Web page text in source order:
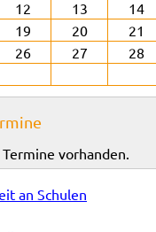
12 13 14
19 20 21
26 27 28
vorhanden.